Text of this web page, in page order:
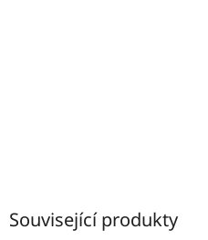
Související produkty